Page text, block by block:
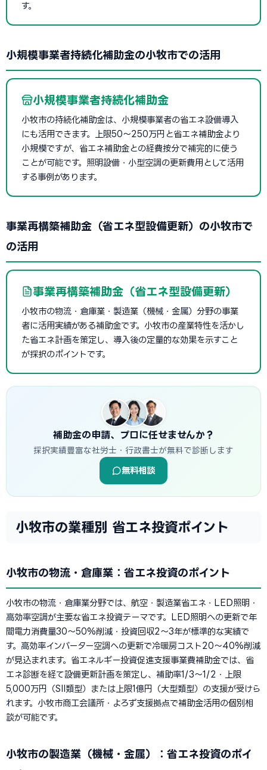
す。
小規模事業者持続化補助金の小牧市での活用
小規模事業者持続化補助金
小牧市の持続化補助金は、小規模事業者の省エネ設備導入
にも活用できます。上限50〜250万円と省エネ補助金より
小規模ですが、省エネ補助金との経費按分で補完的に使う
ことが可能です。照明設備・小型空調の更新費用として活用
する事例があります。
事業再構築補助金（省エネ型設備更新）の小牧市で
の活用
事業再構築補助金（省エネ型設備更新）
小牧市の物流・倉庫業・製造業（機械・金属）分野の事業
者に活用実績がある補助金です。小牧市の産業特性を活かし
た省エネ計画を策定し、導入後の定量的な効果を示すこと
が採択のポイントです。
補助金の申請、プロに任せませんか？
採択実績豊富な社労士・行政書士が無料で診断します
無料相談
小牧市の業種別 省エネ投資ポイント
小牧市の物流・倉庫業：省エネ投資のポイント
小牧市の物流・倉庫業分野では、航空・製造業省エネ・LED照明・
高効率空調が主要な省エネ投資テーマです。LED照明への更新で年
間電力消費量30〜50%削減・投資回収2〜3年が標準的な実績で
す。高効率インバーター空調への更新で冷暖房コスト20〜40%削減
が見込まれます。省エネルギー投資促進支援事業費補助金では、省
エネ診断を経て設備更新計画を策定し、補助率1/3〜1/2・上限
5,000万円（SII類型）または上限1億円（大型類型）の支援が受けら
れます。小牧市商工会議所・よろず支援拠点で補助金活用の個別相
談が可能です。
小牧市の製造業（機械・金属）：省エネ投資のポイ